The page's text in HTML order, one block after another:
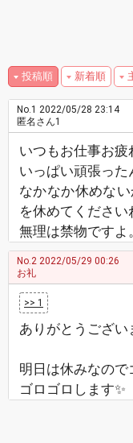
投稿順 新着順
No.1 2022/05/28 23:14
匿名さん1
いつもお仕事お疲
いっぱい頑張った
なかなか休めな
を休めてください
無理は禁物ですよ。
No.2 2022/05/29 00:26
お礼
>> 1
ありがとうござ
明日は休みなので
ゴロゴロします✨